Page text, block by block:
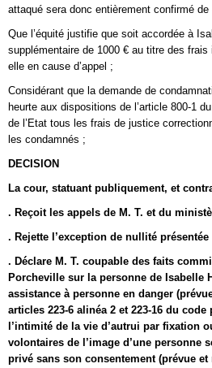
attaqué sera donc entièrement confirmé
Que l’équité justifie que soit accordée à
supplémentaire de 1000 € au titre des
elle en cause d’appel ;
Considérant que la demande de
heurte aux dispositions de l’article 800-1
de l’Etat tous les frais de justice
les condamnés ;
DECISION
La cour, statuant publiquement, et
. Reçoit les appels de M. T. et du
. Rejette l’exception de nullité présentée
. Déclare M. T. coupable des faits
Porcheville sur la personne de Isabelle
assistance à personne en danger
articles 223-6 alinéa 2 et 223-16 du code
l’intimité de la vie d’autrui par fixation
volontaires de l’image d’une personne
privé sans son consentement (prévue